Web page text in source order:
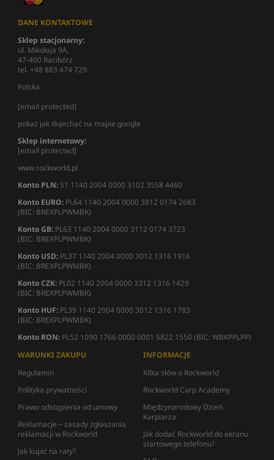
DANE KONTAKTOWE
Sklep stacjonarny:
ul. Mikołaja 9A,
47-400 Racibórz
tel. +48 883 474 729
Polska
[email protected]
pokaż jak dojechać na mapie google
Sklep internetowy:
[email protected]
www.rockworld.pl
Konto PLN: 51 1140 2004 0000 3102 3558 4460
Konto EURO: PL64 1140 2004 0000 3812 0174 2683
(BIC: BREXPLPWMBK)
Konto GB: PL63 1140 2004 0000 3112 0174 3723
(BIC: BREXPLPWMBK)
Konto USD: PL37 1140 2004 0000 3012 1316 1916
(BIC: BREXPLPWMBK)
Konto CZK: PL02 1140 2004 0000 3312 1316 1429
(BIC: BREXPLPWMBK)
Konto HUF: PL39 1140 2004 0000 3012 1316 1783
(BIC: BREXPLPWMBK)
Konto RON: PL52 1090 1766 0000 0001 5822 1550 (BIC: WBKPPLPP)
WARUNKI ZAKUPU
Regulamin
Polityka prywatności
Prawo odstąpienia od umowy
Reklamacje – zasady zgłaszania
reklamacji w Rockworld
Jak kupić na raty?
INFORMACJE
Kilka słów o Rockworld
Rockworld Carp Academy
Międzynarodowy Dzień
Karpiarza
Jak dodać Rockworld do ekranu
startowego telefonu?